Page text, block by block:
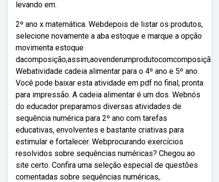
levando em.
2º ano x matemática. Webdepois de listar os produtos,
selecione novamente a aba estoque e marque a opção
movimenta estoque
Webatividade cadeia alimentar para o 4º ano e 5º ano.
Você pode baixar esta atividade em pdf no final, pronta
para impressão. A cadeia alimentar é um dos. Webnós
do educador preparamos diversas atividades de
sequência numérica para 2º ano com tarefas
educativas, envolventes e bastante criativas para
estimular e fortalecer. Webprocurando exercícios
resolvidos sobre sequências numéricas? Chegou ao
site certo. Confira uma seleção especial de questões
comentadas sobre sequências numéricas,.